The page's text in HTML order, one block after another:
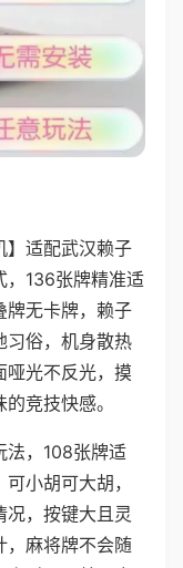
】适配武汉赖子
，136张牌精准适
牌无卡牌，赖子
习俗，机身散热
哑光不反光，摸
竞技快感。
法，108张牌适
小胡可大胡，
，按键大且灵
，麻将牌不会随